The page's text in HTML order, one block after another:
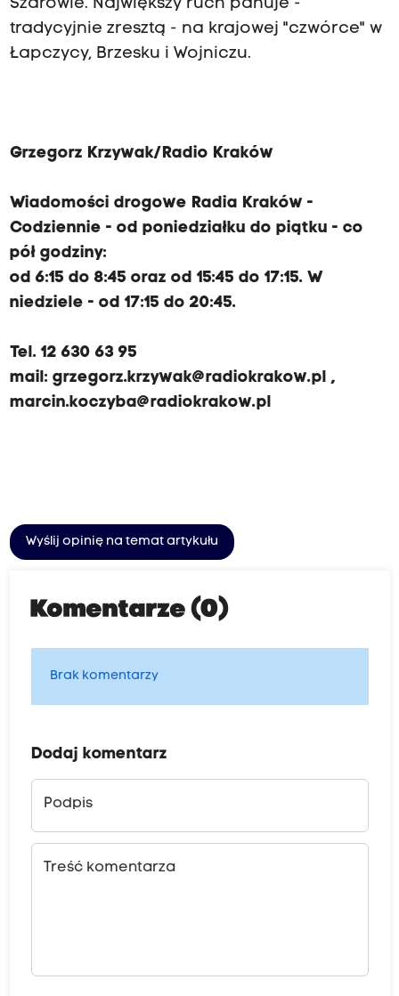
Szarowie. Największy ruch panuje -
tradycyjnie zresztą - na krajowej "czwórce" w
Łapczycy, Brzesku i Wojniczu.
Grzegorz Krzywak/Radio Kraków
Wiadomości drogowe Radia Kraków -
Codziennie - od poniedziałku do piątku - co
pół godziny:
od 6:15 do 8:45 oraz od 15:45 do 17:15. W
niedziele - od 17:15 do 20:45.
Tel. 12 630 63 95
mail: grzegorz.krzywak@radiokrakow.pl ,
marcin.koczyba@radiokrakow.pl
Wyślij opinię na temat artykułu
Komentarze (0)
Brak komentarzy
Dodaj komentarz
Podpis
Treść komentarza